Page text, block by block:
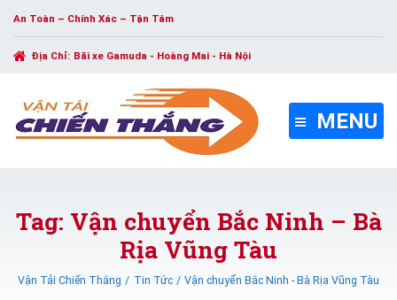
An Toàn – Chính Xác – Tận Tâm
Địa Chỉ: Bãi xe Gamuda - Hoàng Mai - Hà Nội
MENU
Tag: Vận chuyển Bắc Ninh – Bà
Rịa Vũng Tàu
Vận Tải Chiến Thắng Tin Tức Vận chuyển Bắc Ninh - Bà Rịa Vũng Tàu